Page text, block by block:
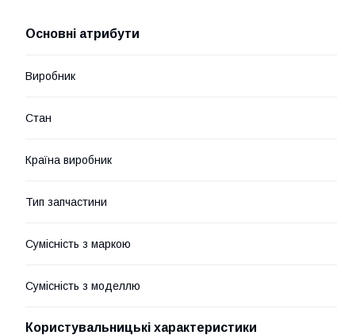
Основні атрибути
Виробник
Стан
Країна виробник
Тип запчастини
Сумісність з маркою
Сумісність з моделлю
Користувальницькі характеристики